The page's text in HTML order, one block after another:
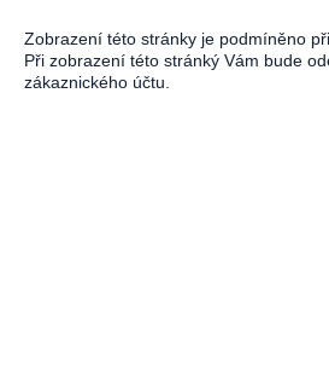
Zobrazení této stránky je podmíněno
Při zobrazení této stránký Vám bude
zákaznického účtu.